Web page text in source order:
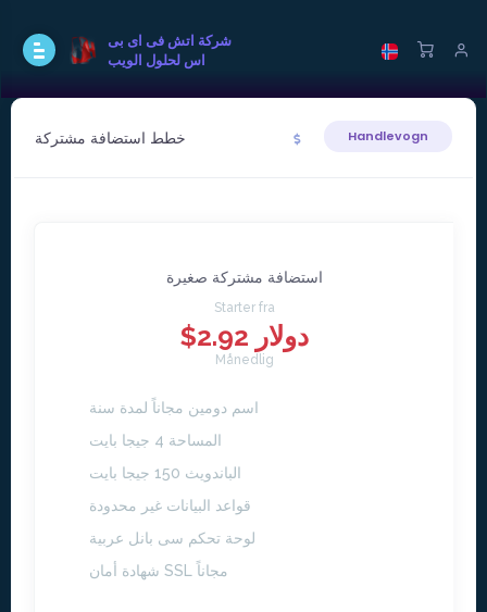
شركة اتش فى اى بى
اس لحلول الويب
خطط استضافة مشتركة Handlevogn
استضافة مشتركة صغيرة
Starter fra
$2.92 دولار
Månedlig
اسم دومين مجاناً لمدة سنة
المساحة 4 جيجا بايت
الباندويث 150 جيجا بايت
قواعد البيانات غير محدودة
لوحة تحكم سى بانل عربية
شهادة أمان SSL مجاناً